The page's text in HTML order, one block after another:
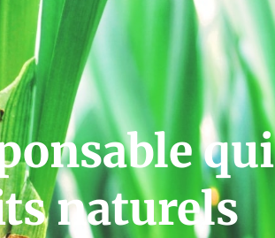
qui
naturels